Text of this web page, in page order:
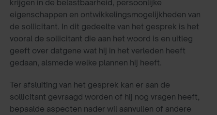
krijgen in de belastbaarheid, persoonlijke
eigenschappen en ontwikkelingsmogelijkheden van
de sollicitant. In dit gedeelte van het gesprek is het
vooral de sollicitant die aan het woord is en uitleg
geeft over datgene wat hij in het verleden heeft
gedaan, alsmede welke plannen hij heeft.
Ter afsluiting van het gesprek kan er aan de
sollicitant gevraagd worden of hij nog vragen heeft,
bepaalde aspecten nader wil aanvullen of andere